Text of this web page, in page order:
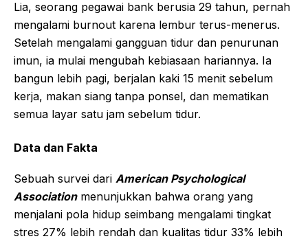
Lia, seorang pegawai bank berusia 29 tahun, pernah
mengalami burnout karena lembur terus-menerus.
Setelah mengalami gangguan tidur dan penurunan
imun, ia mulai mengubah kebiasaan hariannya. Ia
bangun lebih pagi, berjalan kaki 15 menit sebelum
kerja, makan siang tanpa ponsel, dan mematikan
semua layar satu jam sebelum tidur.
Data dan Fakta
Sebuah survei dari American Psychological
Associationmenunjukkan bahwa orang yang
menjalani pola hidup seimbang mengalami tingkat
stres 27% lebih rendah dan kualitas tidur 33% lebih